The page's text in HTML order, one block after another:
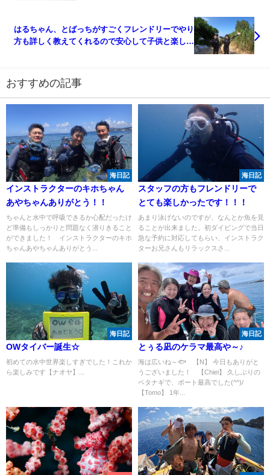
はるちゃん、とばっちがすごくフレンドリーでやり
方も詳しく教えてくれるので安心して子供と楽しめ
おすすめの記事
海日記
インストラクターのキホちゃん
あやちゃんありがとう！！
ちゃんと水中で呼吸できるか心配だったけ
ど準備もしっかりと問題なく潜りきること
ができました！ インストラクターのキホ
ちゃんあやちゃんありがとう...
海日記
スタッフの方もフレンドリーで
とても楽しかったです！！！
あまり泳げないのですが、なんとか魚を見
ることが出来ました。初ダイビングで当日
急な予約に対応してもらい、インストラク
ターお兄さんもリラックスさ...
海日記
OWタイバー誕生☆
初めての水中世界楽しすぎでした！これか
ら楽しみです【ナオヤ】...
海日記
とぅる凪のケラマ最高や～♪
海は広いね～🐟 【N】 今日もありがと
うございました！ 【Chiei】 久しぶりの
ベタナギで、ボート最高でした(^^)/
【Tomo】 1年...